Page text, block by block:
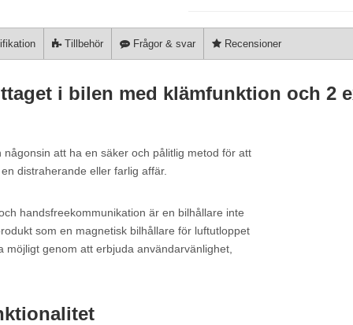
Tillbehör Frågor & svar Recensioner
i bilen med klämfunktion och 2
att ha en säker och pålitlig metod för att
distraherande eller farlig affär.
handsfreekommunikation är en bilhållare inte
som en magnetisk bilhållare för luftutloppet
genom att erbjuda användarvänlighet,